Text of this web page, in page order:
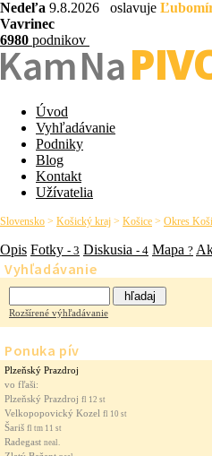
Nedeľa 9.8.2026 oslavuje
Vavrinec
6980 podnikovNa
Úvod
Vyhľadávanie
Podniky
Blog
Kontakt
Užívatelia
Slovensko > Košický kraj > Košice > Okres
Opis Fotky - 3 Diskusia - 4 Mapa ?
Vyhľadávanie
Rozšírené výhľadávanie
Ponuka pív
Plzeňský Prazdroj
vo fľaši:
Plzeňský Prazdroj fl 12 st
Velkopopovický Kozel fl 10 st
Šariš fl tm 11 st
Radegast neal.